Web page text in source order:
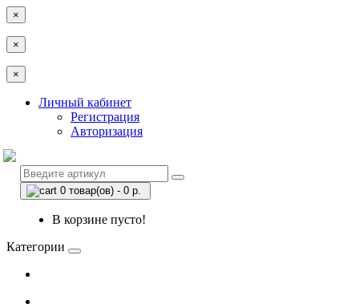
×
×
×
Личный кабинет
Регистрация
Авторизация
0 товар(ов) - 0 р.
В корзине пусто!
Категории